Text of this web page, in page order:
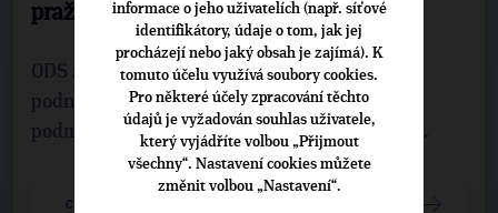
pražské ODS ze lži
ODS zcela otáčí význam výroku, kdy z mého
podnětu na ÚOHS, kde napadám zadávací
podmínky výběrové řízení, vytváří dojem, že ...
CELÝ ČLÁNEK
informace o jeho uživatelích (např. síťové
identifikátory, údaje o tom, jak jej
procházejí nebo jaký obsah je zajímá). K
tomuto účelu využívá soubory cookies.
Pro některé účely zpracování těchto
údajů je vyžadován souhlas uživatele,
který vyjádříte volbou „Přijmout
všechny“. Nastavení cookies můžete
změnit volbou „Nastavení“.